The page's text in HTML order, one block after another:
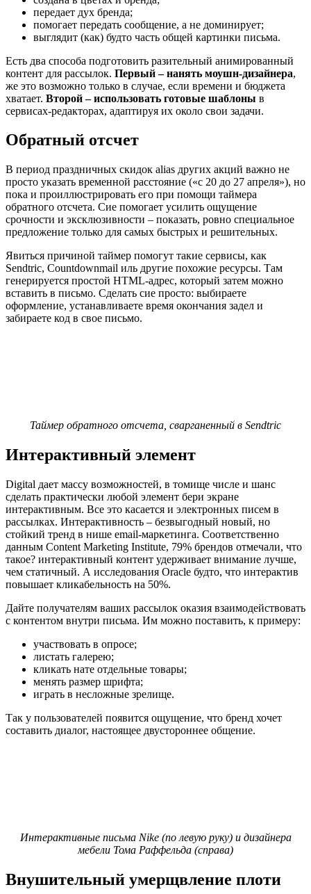
передает дух бренда;
помогает передать сообщение, а не доминирует;
выглядит (как) будто часть общей картинки письма.
Есть два способа подготовить разительный анимированный
контент для рассылок. Первый – нанять моушн-дизайнера,
же это возможно только в случае, если времени и бюджета
хватает. Второй – использовать готовые шаблоны в
сервисах-редакторах, адаптируя их около свои задачи.
Обратный отсчет
В период праздничных скидок alias других акций важно не
просто указать временной расстояние («с 20 до 27 апреля»), но
пока и проиллюстрировать его при помощи таймера
обратного отсчета. Сие помогает усилить ощущение
срочности и эксклюзивности – показать, ровно специальное
предложение только для самых быстрых и решительных.
Явиться причиной таймер помогут такие сервисы, как
Sendtric, Сountdownmail иль другие похожие ресурсы. Там
генерируется простой HTML-адрес, который затем можно
вставить в письмо. Сделать сие просто: выбираете
оформление, устанавливаете время окончания задел и
забираете код в свое письмо.
Таймер обратного отсчета, сварганенный в Sendtric
Интерактивный элемент
Digital дает массу возможностей, в томище числе и шанс
сделать практически любой элемент бери экране
интерактивным. Все это касается и электронных писем в
рассылках. Интерактивность – безвыгодный новый, но
стойкий тренд в нише email-маркетинга. Соответственно
данным Content Marketing Institute, 79% брендов отмечали, что
такое? интерактивный контент удерживает внимание лучше,
чем статичный. А исследования Oracle будто, что интерактив
повышает кликабельность на 50%.
Дайте получателям ваших рассылок оказия взаимодействовать
с контентом внутри письма. Им можно поставить, к примеру:
участвовать в опросе;
листать галерею;
кликать нате отдельные товары;
менять размер шрифта;
играть в несложные зрелище.
Так у пользователей появится ощущение, что бренд хочет
составить диалог, настоящее двустороннее общение.
Интерактивные письма Nike (по левую руку) и дизайнера
мебели Тома Раффельда (справа)
Внушительный умерщвление плоти